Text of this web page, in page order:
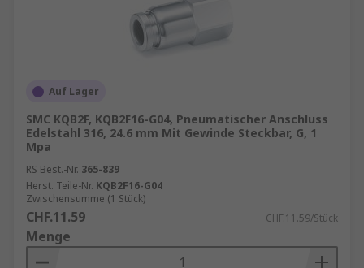
Auf Lager
SMC KQB2F, KQB2F16-G04, Pneumatischer Anschluss
Edelstahl 316, 24.6 mm Mit Gewinde Steckbar, G, 1
Mpa
RS Best.-Nr. 365-839
Herst. Teile-Nr. KQB2F16-G04
Zwischensumme (1 Stück)
CHF.11.59 CHF.11.59/Stück
Menge